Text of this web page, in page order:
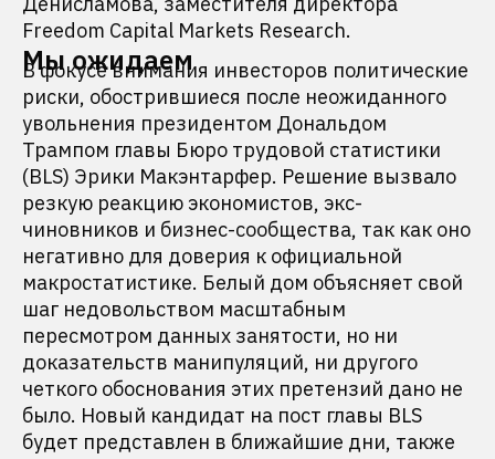
Freedom Capital Markets Research.
Мы ожидаем
В фокусе внимания инвесторов политические
риски, обострившиеся после неожиданного
увольнения президентом Дональдом
Трампом главы Бюро трудовой статистики
(BLS) Эрики Макэнтарфер. Решение вызвало
резкую реакцию экономистов, экс-
чиновников и бизнес-сообщества, так как оно
негативно для доверия к официальной
макростатистике. Белый дом объясняет свой
шаг недовольством масштабным
пересмотром данных занятости, но ни
доказательств манипуляций, ни другого
четкого обоснования этих претензий дано не
было. Новый кандидат на пост главы BLS
будет представлен в ближайшие дни, также